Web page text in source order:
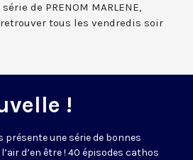
de PRENOM MARLENE,
retrouver tous les vendredis soir
!
présente une série de bonnes
d’en être ! 40 épisodes cathos